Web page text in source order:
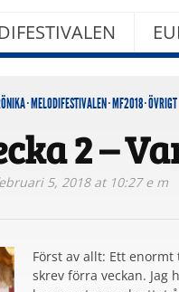
·MELODIFESTIVALEN·MF2018·ÖVRIGT
2 –
5, 2018 at 10:27 e m
Först av allt: Ett
skrev förra veckan. Jag